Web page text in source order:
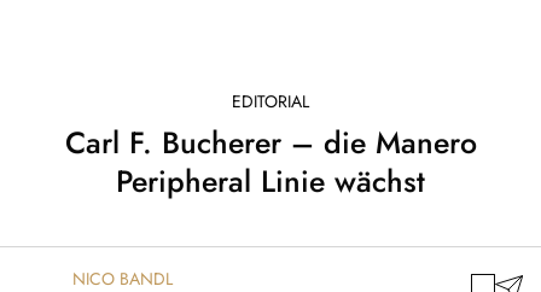
EDITORIAL
Carl F. Bucherer – die Manero
Peripheral Linie wächst
NICO BANDL